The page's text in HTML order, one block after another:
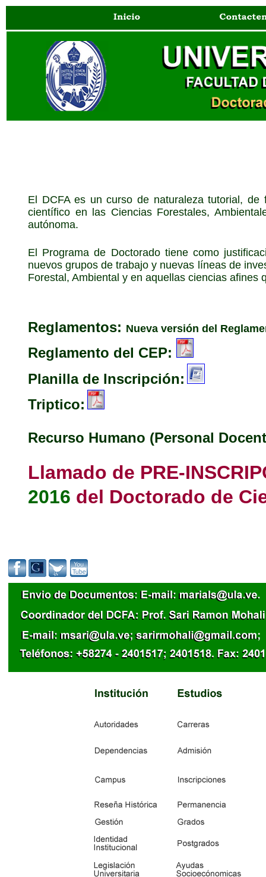
El DCFA es un curso de naturaleza tutorial,
científico en las Ciencias Forestales,
autónoma.
El Programa de Doctorado tiene como
nuevos grupos de trabajo y nuevas líneas de
Forestal, Ambiental y en aquellas ciencias
Reglamentos: Nueva versión del
Reglamento del CEP:
Planilla de Inscripción:
Triptico:
Recurso Humano (Personal
Llamado de PRE-
2016 del Doctorado de